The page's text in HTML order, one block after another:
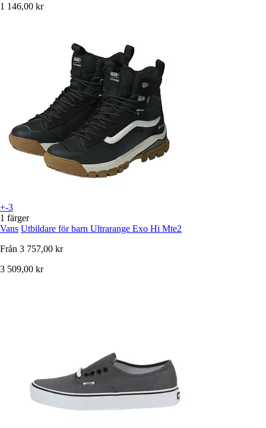
1 146,00 kr
+-3
1 färger
Vans Utbildare för barn Ultrarange Exo Hi Mte2
Från 3 757,00 kr
3 509,00 kr